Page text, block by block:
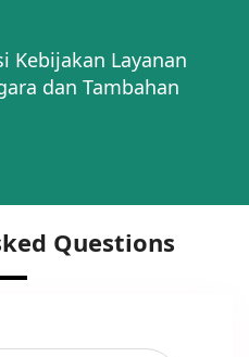
Kebijakan Layanan
dan Tambahan
Questions